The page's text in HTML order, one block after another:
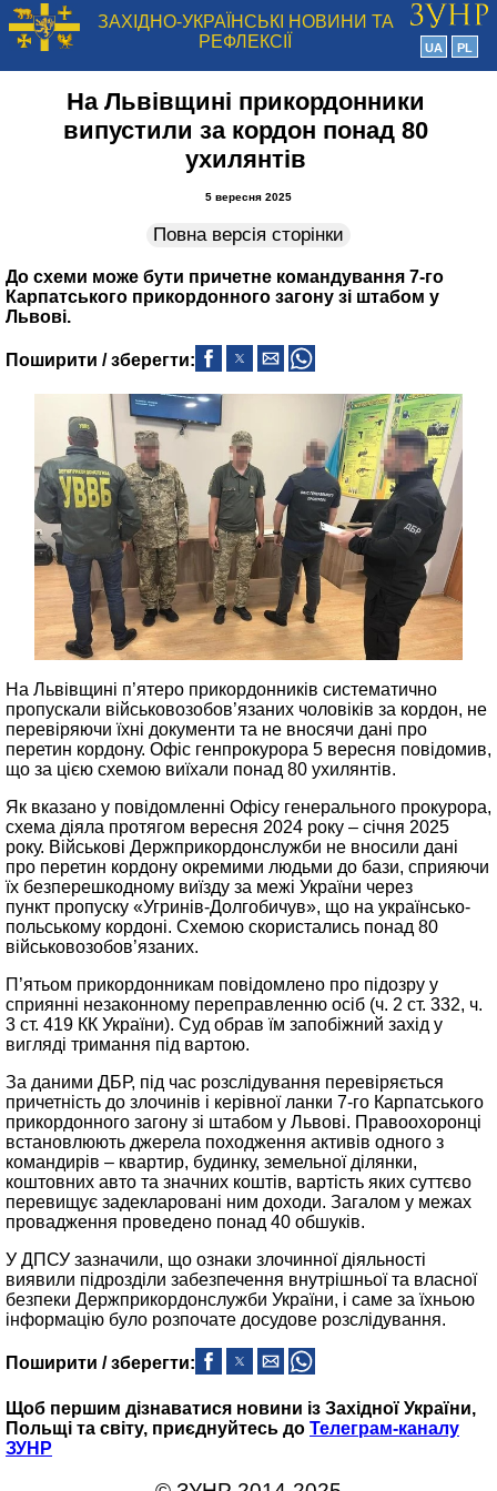
ЗАХІДНО-УКРАЇНСЬКІ НОВИНИ ТА
РЕФЛЕКСІЇ
UA PL
На Львівщині прикордонники
випустили за кордон понад 80
ухилянтів
5 вересня 2025
Повна версія сторінки
До схеми може бути причетне командування 7-го
Карпатського прикордонного загону зі штабом у
Львові.
Поширити / зберегти:
На Львівщині п’ятеро прикордонників систематично
пропускали військовозобов’язаних чоловіків за кордон, не
перевіряючи їхні документи та не вносячи дані про
перетин кордону. Офіс генпрокурора 5 вересня повідомив,
що за цією схемою виїхали понад 80 ухилянтів.
Як вказано у повідомленні Офісу генерального прокурора,
схема діяла протягом вересня 2024 року – січня 2025
року. Військові Держприкордонслужби не вносили дані
про перетин кордону окремими людьми до бази, сприяючи
їх безперешкодному виїзду за межі України через
пункт пропуску «Угринів-Долгобичув», що на українсько-
польському кордоні. Схемою скористались понад 80
військовозобов’язаних.
П’ятьом прикордонникам повідомлено про підозру у
сприянні незаконному переправленню осіб (ч. 2 ст. 332, ч.
3 ст. 419 КК України). Суд обрав їм запобіжний захід у
вигляді тримання під вартою.
За даними ДБР, під час розслідування перевіряється
причетність до злочинів і керівної ланки 7-го Карпатського
прикордонного загону зі штабом у Львові. Правоохоронці
встановлюють джерела походження активів одного з
командирів – квартир, будинку, земельної ділянки,
коштовних авто та значних коштів, вартість яких суттєво
перевищує задекларовані ним доходи. Загалом у межах
провадження проведено понад 40 обшуків.
У ДПСУ зазначили, що ознаки злочинної діяльності
виявили підрозділи забезпечення внутрішньої та власної
безпеки Держприкордонслужби України, і саме за їхньою
інформацію було розпочате досудове розслідування.
Поширити / зберегти:
Щоб першим дізнаватися новини із Західної України,
Польщі та світу, приєднуйтесь до Телеграм-каналу
ЗУНР